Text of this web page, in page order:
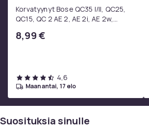
Korvatyynyt Bose QC35 I/II, QC25,
QC15, QC 2 AE 2, AE 2i, AE 2w,
8,99 €
4,6
maanantai, 17 elo
Suosituksia sinulle